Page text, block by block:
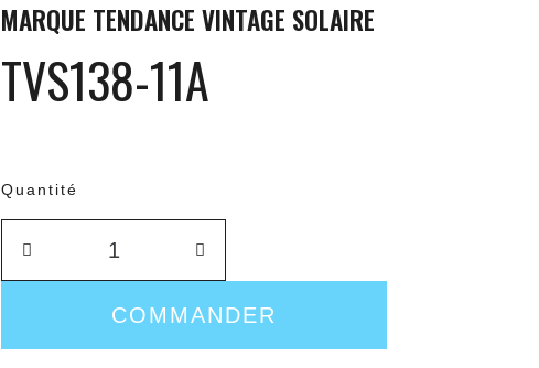
MARQUE TENDANCE VINTAGE SOLAIRE
TVS138-11A
Quantité
COMMANDER